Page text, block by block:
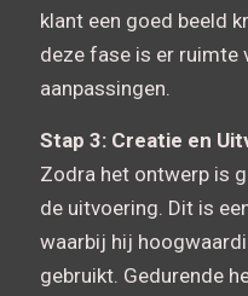
klant een goed beeld
deze fase is er ruimte
aanpassingen.
Stap 3: Creatie en
Zodra het ontwerp is
de uitvoering. Dit is
waarbij hij
gebruikt. Gedurende